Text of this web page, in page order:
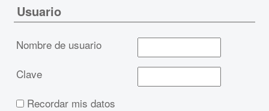
Usuario
Nombre de usuario
Clave
Recordar mis datos